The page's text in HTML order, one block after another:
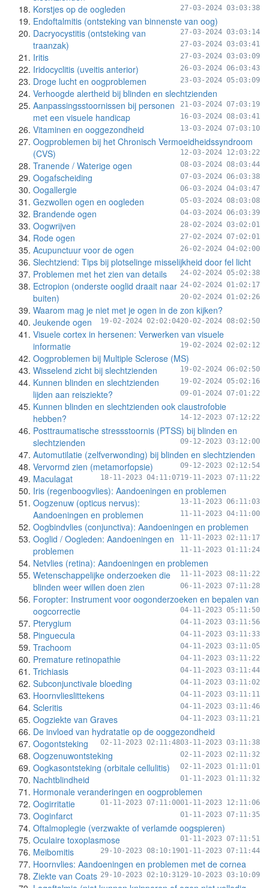
Korstjes op de oogleden 27-03-2024 03:03:38
Endoftalmitis (ontsteking van binnenste van oog)
27-03-2024 03:03:14
Dacryocystitis (ontsteking van
traanzak)
27-03-2024 03:03:41
Iritis 27-03-2024 03:03:09
Iridocyclitis (uveitis anterior) 26-03-2024 06:03:43
Droge lucht en oogproblemen 23-03-2024 05:03:09
Verhoogde alertheid bij blinden en slechtzienden
21-03-2024 07:03:19
Aanpassingsstoornissen bij personen
met een visuele handicap
16-03-2024 08:03:41
Vitaminen en ooggezondheid 13-03-2024 07:03:10
Oogproblemen bij het Chronisch Vermoeidheidssyndroom
(CVS)
12-03-2024 12:03:22
Tranende / Waterige ogen 08-03-2024 08:03:44
Oogafscheiding 07-03-2024 06:03:38
Oogallergie 06-03-2024 04:03:47
Gezwollen ogen en oogleden 05-03-2024 08:03:08
Brandende ogen 04-03-2024 06:03:39
Oogwrijven 28-02-2024 03:02:01
Rode ogen 27-02-2024 07:02:01
Acupunctuur voor de ogen 26-02-2024 04:02:00
Slechtziend: Tips bij plotselinge misselijkheid door fel licht
24-02-2024 05:02:38
Problemen met het zien van details
24-02-2024 01:02:17
Ectropion (onderste ooglid draait naar
buiten)
20-02-2024 01:02:26
Waarom mag je niet met je ogen in de zon kijken?
20-02-2024 08:02:50
Jeukende ogen 19-02-2024 02:02:04
Visuele cortex in hersenen: Verwerken van visuele
informatie
19-02-2024 02:02:12
Oogproblemen bij Multiple Sclerose (MS)
19-02-2024 06:02:50
Wisselend zicht bij slechtzienden
19-02-2024 05:02:16
Kunnen blinden en slechtzienden
lijden aan reisziekte?
09-01-2024 07:01:22
Kunnen blinden en slechtzienden ook claustrofobie
hebben?
14-12-2023 07:12:22
Posttraumatische stressstoornis (PTSS) bij blinden en
slechtzienden
09-12-2023 03:12:00
Automutilatie (zelfverwonding) bij blinden en slechtzienden
09-12-2023 02:12:54
Vervormd zien (metamorfopsie)
19-11-2023 07:11:22
Maculagat 18-11-2023 04:11:07
Iris (regenboogvlies): Aandoeningen en problemen
13-11-2023 06:11:03
Oogzenuw (opticus nervus):
Aandoeningen en problemen
11-11-2023 04:11:00
Oogbindvlies (conjunctiva): Aandoeningen en problemen
11-11-2023 02:11:17
Ooglid / Oogleden: Aandoeningen en
problemen
11-11-2023 01:11:24
Netvlies (retina): Aandoeningen en problemen
11-11-2023 08:11:22
Wetenschappelijke onderzoeken die
blinden weer willen doen zien
06-11-2023 07:11:28
Foropter: Instrument voor oogonderzoeken en bepalen van
oogcorrectie
04-11-2023 05:11:50
Pterygium 04-11-2023 03:11:56
Pinguecula 04-11-2023 03:11:33
Trachoom 04-11-2023 03:11:05
Premature retinopathie 04-11-2023 03:11:22
Trichiasis 04-11-2023 03:11:44
Subconjunctivale bloeding 04-11-2023 03:11:02
Hoornvlieslittekens 04-11-2023 03:11:11
Scleritis 04-11-2023 03:11:46
Oogziekte van Graves 04-11-2023 03:11:21
De invloed van hydratatie op de ooggezondheid
03-11-2023 03:11:38
Oogontsteking 02-11-2023 02:11:48
Oogzenuwontsteking 02-11-2023 02:11:32
Oogkasontsteking (orbitale cellulitis) 02-11-2023 01:11:01
Nachtblindheid 01-11-2023 01:11:32
Hormonale veranderingen en oogproblemen
01-11-2023 12:11:06
Oogirritatie 01-11-2023 07:11:00
Ooginfarct 01-11-2023 07:11:35
Oftalmoplegie (verzwakte of verlamde oogspieren)
01-11-2023 07:11:51
Oculaire toxoplasmose
01-11-2023 07:11:44
Meibomitis 29-10-2023 08:10:19
Hoornvlies: Aandoeningen en problemen met de cornea
29-10-2023 03:10:09
Ziekte van Coats 29-10-2023 02:10:31